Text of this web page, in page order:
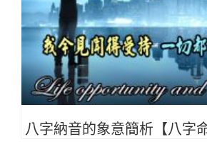
八字納音的象意簡析【八字命